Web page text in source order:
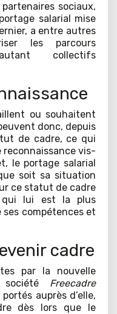
sociaux,
salarial mise
a entre autres
les parcours
collectifs
ou souhaitent
donc, depuis
de cadre, ce qui
reconnaissance vis-
le portage salarial
soit sa situation
ce statut de cadre
qui lui est la plus
compétences et
cadre
par la nouvelle
société Freecadre
auprès d’elle,
dès lors que le